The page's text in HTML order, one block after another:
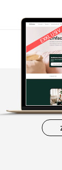
EXKLUSIV